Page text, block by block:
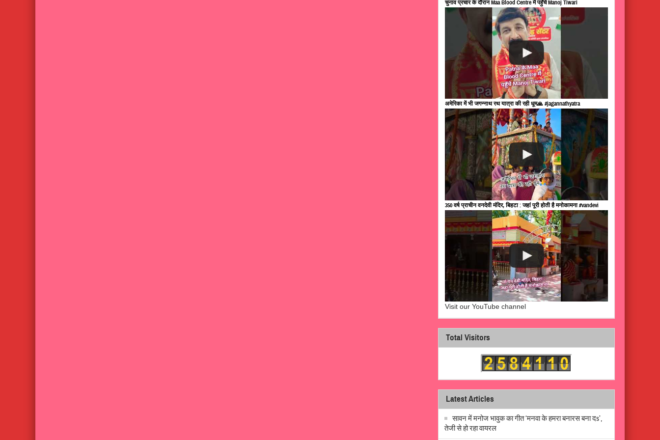
चुनाव प्रचार के दौरान Maa Blood Centre में पहुँचे Manoj Tiwari
अमेरिका में भी जगन्नाथ रथ यात्रा की रही धूम🙏 #jagannathyatra
350 वर्ष प्राचीन वनदेवी मंदिर, बिहटा : जहां पूरी होती है मनोकामना #vandevi
Visit our YouTube channel
Total Visitors
Latest Articles
सावन में मनोज भावुक का गीत ‘मनवा के हमरा बनारस बना दs’,
तेजी से हो रहा वायरल